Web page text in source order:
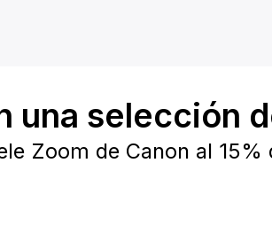
una selección
Zoom de Canon al 15%